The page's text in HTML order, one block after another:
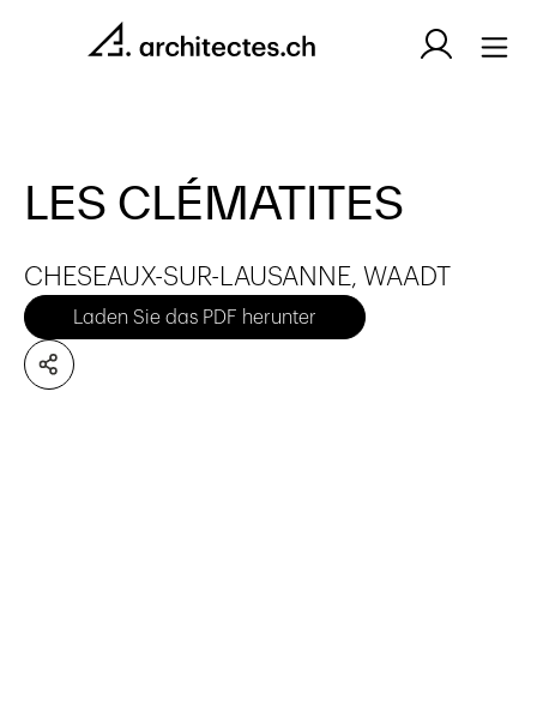
LES CLÉMATITES
CHESEAUX-SUR-LAUSANNE, WAADT
Laden Sie das PDF herunter